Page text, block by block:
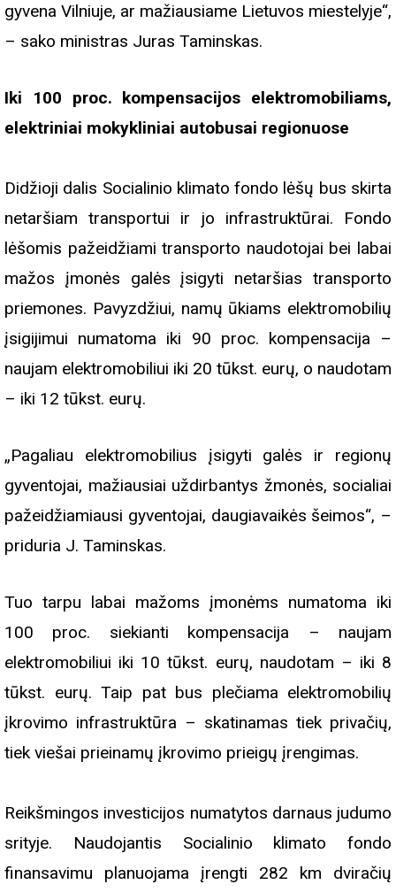
gyvena Vilniuje, ar mažiausiame Lietuvos miestelyje“,
– sako ministras Juras Taminskas.
Iki 100 proc. kompensacijos elektromobiliams,
elektriniai mokykliniai autobusai regionuose
Didžioji dalis Socialinio klimato fondo lėšų bus skirta
netaršiam transportui ir jo infrastruktūrai. Fondo
lėšomis pažeidžiami transporto naudotojai bei labai
mažos įmonės galės įsigyti netaršias transporto
priemones. Pavyzdžiui, namų ūkiams elektromobilių
įsigijimui numatoma iki 90 proc. kompensacija –
naujam elektromobiliui iki 20 tūkst. eurų, o naudotam
– iki 12 tūkst. eurų.
„Pagaliau elektromobilius įsigyti galės ir regionų
gyventojai, mažiausiai uždirbantys žmonės, socialiai
pažeidžiamiausi gyventojai, daugiavaikės šeimos“, –
priduria J. Taminskas.
Tuo tarpu labai mažoms įmonėms numatoma iki
100 proc. siekianti kompensacija – naujam
elektromobiliui iki 10 tūkst. eurų, naudotam – iki 8
tūkst. eurų. Taip pat bus plečiama elektromobilių
įkrovimo infrastruktūra – skatinamas tiek privačių,
tiek viešai prieinamų įkrovimo prieigų įrengimas.
Reikšmingos investicijos numatytos darnaus judumo
srityje. Naudojantis Socialinio klimato fondo
finansavimu planuojama įrengti 282 km dviračių